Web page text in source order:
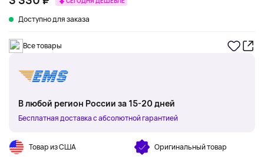
Доступно для заказа
Все товары
В любой регион России за 15-20 дней
Бесплатная доставка с абсолютной гарантией
Товар из США Оригинальный товар